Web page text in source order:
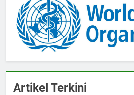
Artikel Terkini